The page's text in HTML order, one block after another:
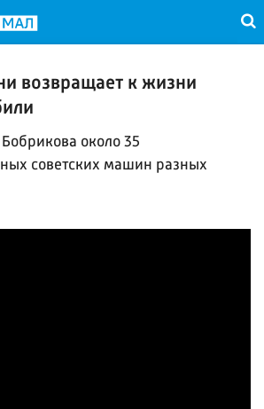
возвращает к жизни
около 35
советских машин разных